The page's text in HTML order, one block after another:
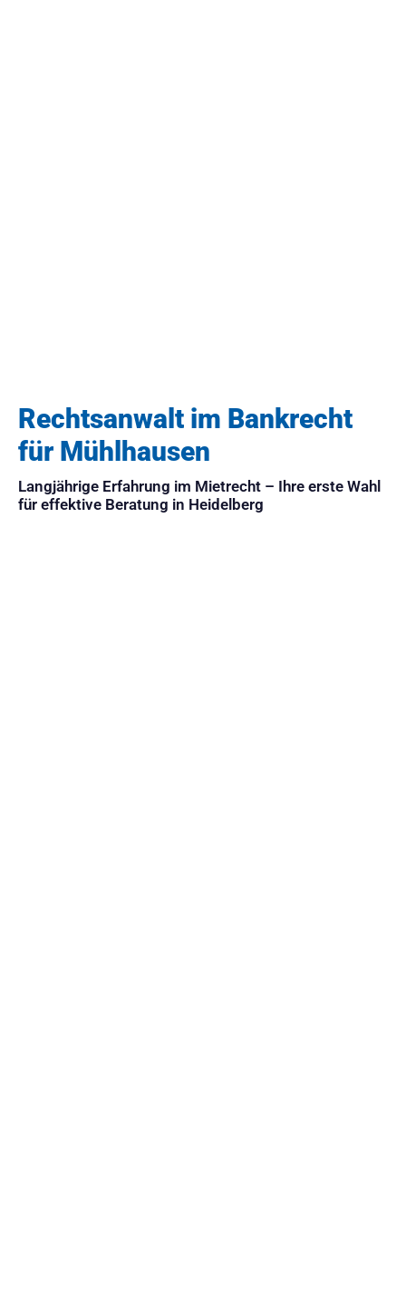
Rechtsanwalt im Bankrecht
für Mühlhausen
Langjährige Erfahrung im Mietrecht – Ihre erste Wahl
für effektive Beratung in Heidelberg